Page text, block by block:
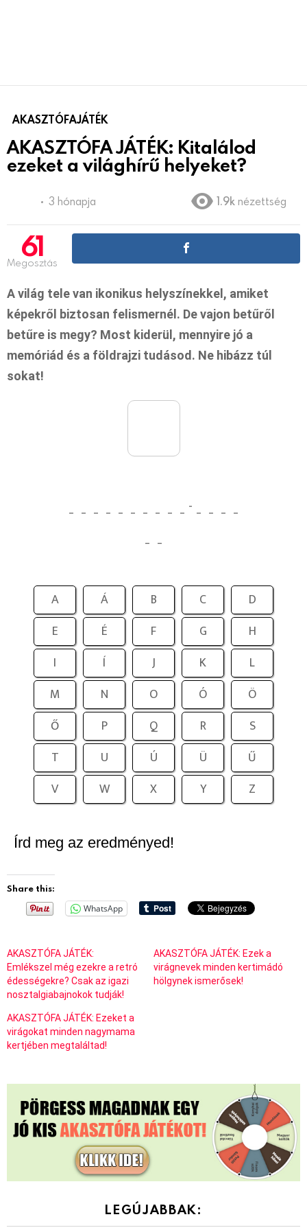
AKASZTÓFAJÁTÉK
AKASZTÓFA JÁTÉK: Kitalálod
ezeket a világhírű helyeket?
3 hónapja 1.9k nézettség
61
Megosztás
A világ tele van ikonikus helyszínekkel, amiket
képekről biztosan felismernél. De vajon betűről
betűre is megy? Most kiderül, mennyire jó a
memóriád és a földrajzi tudásod. Ne hibázz túl
sokat!
-
A Á B C
D
E
É F G
H
I
Í J K
L
M
N O Ó
Ö
Ő
P Q R
S
T
U Ú Ü
Ű
V
W X Y Z
Írd meg az eredményed!
Share this:
WhatsApp
AKASZTÓFA JÁTÉK:
Emlékszel még ezekre a retró
édességekre? Csak az igazi
nosztalgiabajnokok tudják!
AKASZTÓFA JÁTÉK: Ezek a
virágnevek minden kertimádó
hölgynek ismerősek!
AKASZTÓFA JÁTÉK: Ezeket a
virágokat minden nagymama
kertjében megtaláltad!
LEGÚJABBAK: